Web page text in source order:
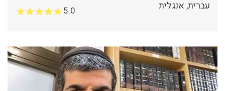
עברית, אנגלית 5.0